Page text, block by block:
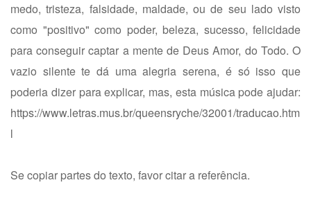
medo, tristeza, falsidade, maldade, ou de seu lado visto
como "positivo" como poder, beleza, sucesso, felicidade
para conseguir captar a mente de Deus Amor, do Todo. O
vazio silente te dá uma alegria serena, é só isso que
poderia dizer para explicar, mas, esta música pode ajudar:
https://www.letras.mus.br/queensryche/32001/traducao.htm
l
Se copiar partes do texto, favor citar a referência.